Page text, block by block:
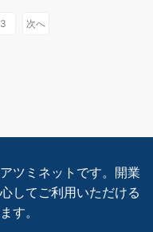
3 次へ
ツミネットです。開業
してご利用いただける
す。